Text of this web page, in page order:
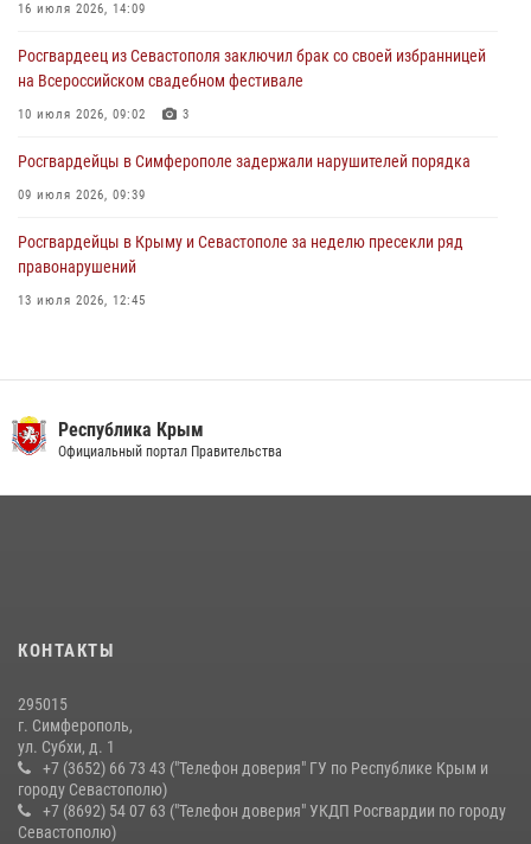
объекте в Севастополе
16 июля 2026, 14:09
Росгвардеец из Севастополя заключил брак со своей избранницей
на Всероссийском свадебном фестивале
10 июля 2026, 09:02 3
Росгвардейцы в Симферополе задержали нарушителей порядка
09 июля 2026, 09:39
Росгвардейцы в Крыму и Севастополе за неделю пресекли ряд
правонарушений
13 июля 2026, 12:45
21 июля 2026, 13:18
Росгвардия в Крыму и Севастополе задержала ряд
правонарушителей
Республика Крым
Официальный портал Правительства
КОНТАКТЫ
295015
г. Симферополь,
ул. Субхи, д. 1
+7 (3652) 66 73 43 ("Телефон доверия" ГУ по Республике Крым и
городу Севастополю)
+7 (8692) 54 07 63 ("Телефон доверия" УКДП Росгвардии по городу
Севастополю)